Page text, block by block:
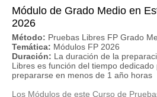
Módulo de Grado Medio en
2026
Método: Pruebas Libres FP Grado
Temática: Módulos FP 2026
Duración: La duración de la
Libres es función del tiempo
prepararse en menos de 1 año horas
Los Módulos de este Curso de